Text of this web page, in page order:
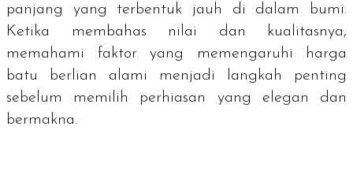
panjang yang terbentuk jauh di dalam bumi.
Ketika membahas nilai dan kualitasnya,
memahami faktor yang memengaruhi harga
batu berlian alami menjadi langkah penting
sebelum memilih perhiasan yang elegan dan
bermakna.